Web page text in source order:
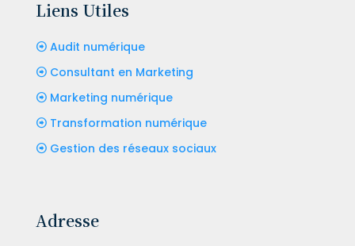
Liens Utiles
Audit numérique
Consultant en Marketing
Marketing numérique
Transformation numérique
Gestion des réseaux sociaux
Adresse